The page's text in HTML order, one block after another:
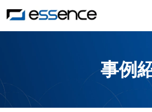
ニュース＆ト
会社紹
事例